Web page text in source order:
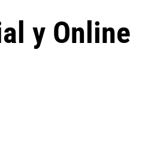
y Online